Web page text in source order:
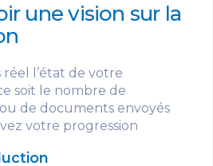
une vision sur la
l’état de votre
soit le nombre de
de documents envoyés
votre progression